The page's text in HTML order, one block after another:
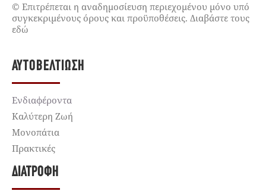
© Επιτρέπεται η αναδημοσίευση περιεχομένου μόνο υπό
συγκεκριμένους όρους και προϋποθέσεις. Διαβάστε τους
εδώ
ΑΥΤΟΒΕΛΤΊΩΣΗ
Ενδιαφέροντα
Καλύτερη Ζωή
Μονοπάτια
Πρακτικές
ΔΙΑΤΡΟΦΉ